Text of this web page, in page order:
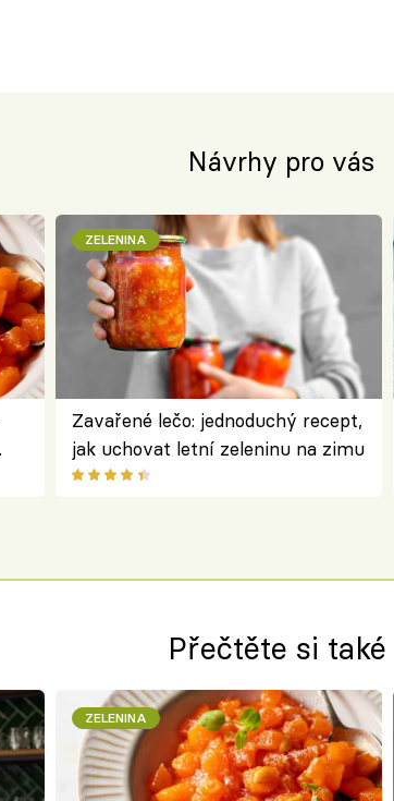
Návrhy pro vás
ZELENINA
Zavařené lečo: jednoduchý recept,
jak uchovat letní zeleninu na zimu
Přečtěte si také
ZELENINA